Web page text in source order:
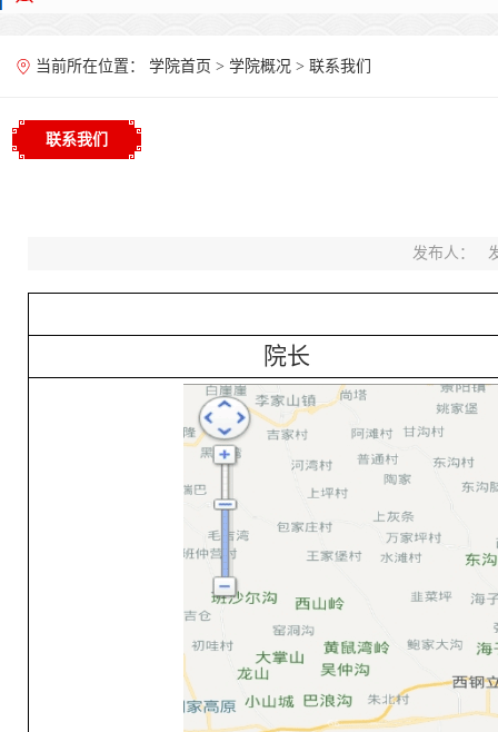
当前所在位置： 学院首页 > 学院概况 > 联系我们
联系我们
发布人：
院长